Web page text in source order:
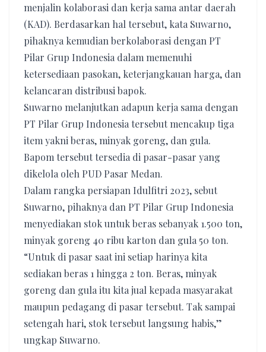
menjalin kolaborasi dan kerja sama antar daerah
(KAD). Berdasarkan hal tersebut, kata Suwarno,
pihaknya kemudian berkolaborasi dengan PT
Pilar Grup Indonesia dalam memenuhi
ketersediaan pasokan, keterjangkauan harga, dan
kelancaran distribusi bapok.
Suwarno melanjutkan adapun kerja sama dengan
PT Pilar Grup Indonesia tersebut mencakup tiga
item yakni beras, minyak goreng, dan gula.
Bapom tersebut tersedia di pasar-pasar yang
dikelola oleh PUD Pasar Medan.
Dalam rangka persiapan Idulfitri 2023, sebut
Suwarno, pihaknya dan PT Pilar Grup Indonesia
menyediakan stok untuk beras sebanyak 1.500 ton,
minyak goreng 40 ribu karton dan gula 50 ton.
“Untuk di pasar saat ini setiap harinya kita
sediakan beras 1 hingga 2 ton. Beras, minyak
goreng dan gula itu kita jual kepada masyarakat
maupun pedagang di pasar tersebut. Tak sampai
setengah hari, stok tersebut langsung habis,”
ungkap Suwarno.